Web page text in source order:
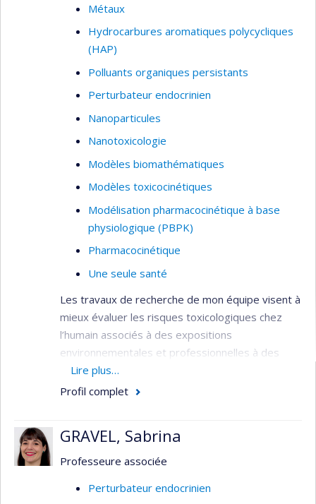
Métaux
Hydrocarbures aromatiques polycycliques
(HAP)
Polluants organiques persistants
Perturbateur endocrinien
Nanoparticules
Nanotoxicologie
Modèles biomathématiques
Modèles toxicocinétiques
Modélisation pharmacocinétique à base
physiologique (PBPK)
Pharmacocinétique
Une seule santé
Les travaux de recherche de mon équipe visent à
mieux évaluer les risques toxicologiques chez
l’humain associés à des expositions
environnementales et professionnelles à des
produits chimiques par l’utilisation de la
biosurveillance et de la modélisation
quantification de faibles niveaux de biomarqueurs
de l’exposition à certains polluants chimiques. Ces
comportement cinétique de ces substances dans
Lire plus…
Profil complet
GRAVEL, Sabrina
Professeure associée
Perturbateur endocrinien